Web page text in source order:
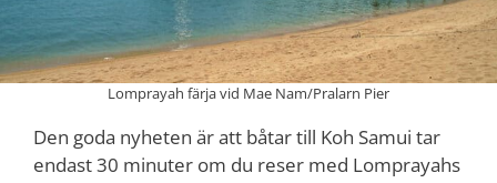
Lomprayah färja vid Mae Nam/Pralarn Pier
Den goda nyheten är att båtar till Koh Samui tar
endast 30 minuter om du reser med Lomprayahs